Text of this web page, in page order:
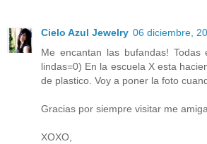
Cielo Azul Jewelry 06 diciembre,
Me encantan las bufandas! Todas
lindas=0) En la escuela X esta
de plastico. Voy a poner la foto
Gracias por siempre visitar me
XOXO,